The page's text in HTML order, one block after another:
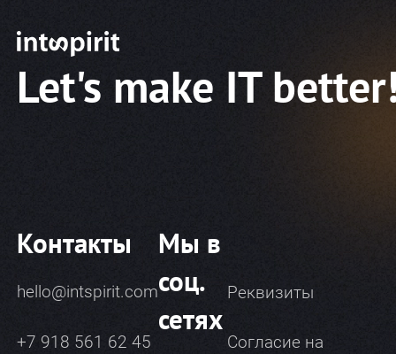
Let's make IT
Контакты
hello@intspirit.com
+7 918 561 62 45
Мы в
соц.
сетях
Реквизиты
Согласие на